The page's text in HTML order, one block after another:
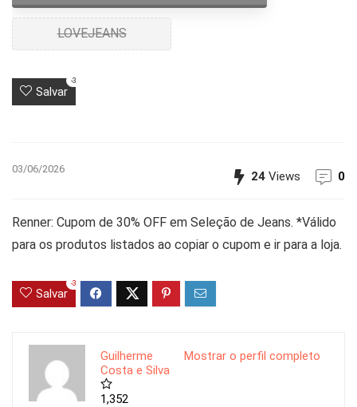
LOVEJEANS
Salvar
-3
03/06/2026
24 Views 0
Renner: Cupom de 30% OFF em Seleção de Jeans. *Válido
para os produtos listados ao copiar o cupom e ir para a loja.
Salvar
-3
Mostrar o perfil completo
Guilherme
Costa e Silva
1,352